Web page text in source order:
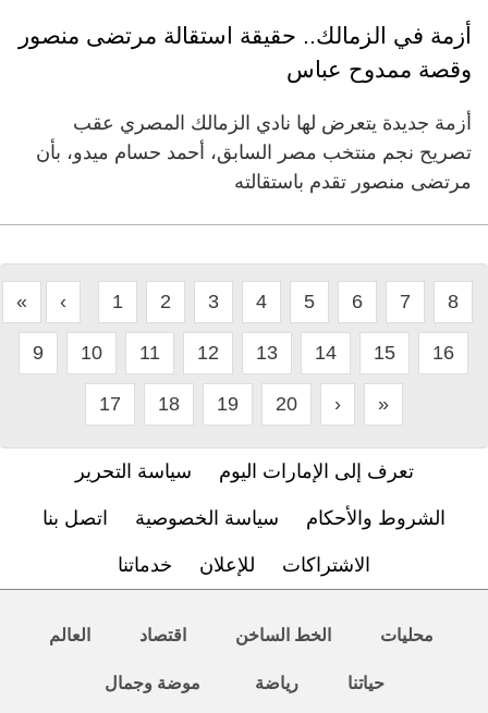
أزمة في الزمالك.. حقيقة استقالة مرتضى منصور
وقصة ممدوح عباس
أزمة جديدة يتعرض لها نادي الزمالك المصري عقب
تصريح نجم منتخب مصر السابق، أحمد حسام ميدو، بأن
مرتضى منصور تقدم باستقالته
« ‹ 1 2 3 4 5 6 7 8
9 10 11 12 13 14 15 16
17 18 19 20 › »
تعرف إلى الإمارات اليوم سياسة التحرير
الشروط والأحكام سياسة الخصوصية اتصل بنا
الاشتراكات للإعلان خدماتنا
محليات الخط الساخن اقتصاد العالم
حياتنا رياضة موضة وجمال